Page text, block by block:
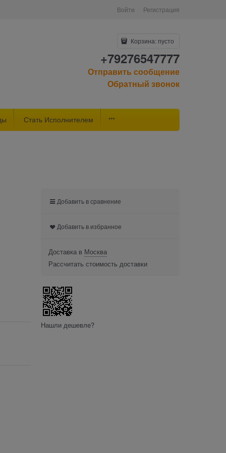
Войти Регистрация
Корзина: пусто
+79276547777
Отправить сообщение
Обратный звонок
Стать Исполнителем
Добавить в сравнение
Добавить в избранное
Доставка в Москва
Рассчитать стоимость доставки
Нашли дешевле?